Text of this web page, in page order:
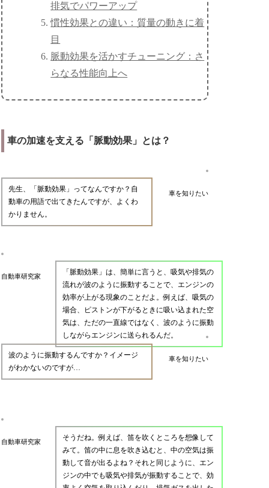
排気でパワーアップ
慣性効果との違い：質量の動きに着
目
脈動効果を活かすチューニング：さ
らなる性能向上へ
車の加速を支える「脈動効果」とは？
車を知りたい
先生、「脈動効果」ってなんですか？自
動車の用語で出てきたんですが、よくわ
かりません。
自動車研究家
「脈動効果」は、簡単に言うと、吸気や排気の
流れが波のように振動することで、エンジンの
効率が上がる現象のことだよ。例えば、吸気の
場合、ピストンが下がるときに吸い込まれた空
気は、ただの一直線ではなく、波のように振動
しながらエンジンに送られるんだ。
車を知りたい
波のように振動するんですか？イメージ
がわかないのですが…
自動車研究家
そうだね。例えば、笛を吹くところを想像して
みて。笛の中に息を吹き込むと、中の空気は振
動して音が出るよね？それと同じように、エン
ジンの中でも吸気や排気が振動することで、効